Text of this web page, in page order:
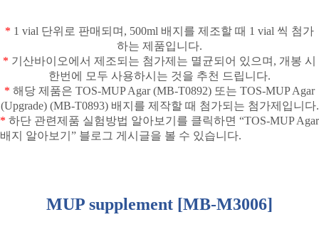
* 1 vial 단위로 판매되며 , 500ml 배지를 제조할 때 1 vial 씩 첨가
하는 제품입니다.
* 기산바이오에서 제조되는 첨가제는 멸균되어 있으며 , 개봉 시
한번에 모두 사용하시는 것을 추천 드립니다.
* 해당 제품은 TOS-MUP Agar (MB-T0892) 또는 TOS-MUP Agar
(Upgrade) (MB-T0893) 배지를 제작할 때 첨가되는 첨가제입니다.
* 하단 관련제품 실험방법 알아보기를 클릭하면 “TOS-MUP Agar
배지 알아보기” 블로그 게시글을 볼 수 있습니다.
MUP supplement [MB-M3006]